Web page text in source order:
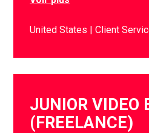
United States Client
JUNIOR VIDEO
(FREELANCE)